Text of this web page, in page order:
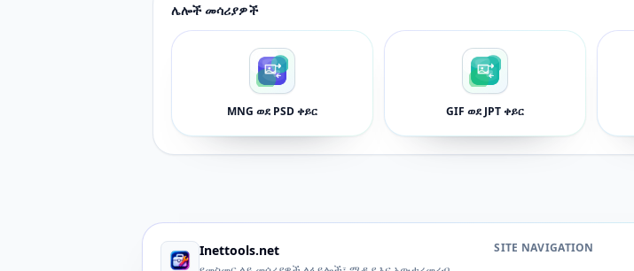
ሌሎች መሳሪያዎች
MNG ወደ PSD ቀይር GIF ወደ JPT ቀይር
Inettools.net SITE NAVIGATION